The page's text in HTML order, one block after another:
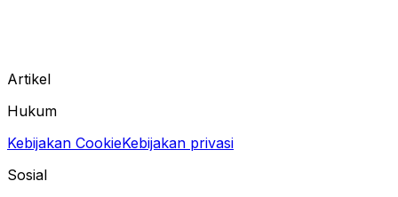
Artikel
Hukum
Kebijakan CookieKebijakan privasi
Sosial